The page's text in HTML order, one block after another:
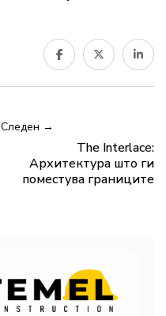
Следен →
The Interlace:
Архитектура што ги
поместува границите